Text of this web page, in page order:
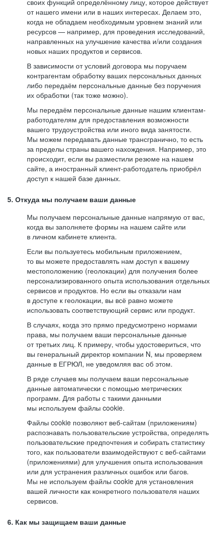
своих функций определённому лицу, которое действует
от нашего имени или в наших интересах. Делаем это,
когда не обладаем необходимым уровнем знаний или
ресурсов — например, для проведения исследований,
направленных на улучшение качества и/или создания
новых наших продуктов и сервисов.
В зависимости от условий договора мы поручаем
контрагентам обработку ваших персональных данных
либо передаём персональные данные без поручения
их обработки (так тоже можно).
Мы передаём персональные данные нашим клиентам-
работодателям для предоставления возможности
вашего трудоустройства или иного вида занятости.
Мы можем передавать данные трансгранично, то есть
за пределы страны вашего нахождения. Например, это
происходит, если вы разместили резюме на нашем
сайте, а иностранный клиент-работодатель приобрёл
доступ к нашей базе данных.
5. Откуда мы получаем ваши данные
Мы получаем персональные данные напрямую от вас,
когда вы заполняете формы на нашем сайте или
в личном кабинете клиента.
Если вы пользуетесь мобильным приложением,
то вы можете предоставлять нам доступ к вашему
местоположению (геолокации) для получения более
персонализированного опыта использования отдельных
сервисов и продуктов. Но если вы отказали нам
в доступе к геолокации, вы всё равно можете
использовать соответствующий сервис или продукт.
В случаях, когда это прямо предусмотрено нормами
права, мы получаем ваши персональные данные
от третьих лиц. К примеру, чтобы удостовериться, что
вы генеральный директор компании N, мы проверяем
данные в ЕГРЮЛ, не уведомляя вас об этом.
В ряде случаев мы получаем ваши персональные
данные автоматически с помощью метрических
программ. Для работы с такими данными
мы используем файлы cookie.
Файлы cookie позволяют веб-сайтам (приложениям)
распознавать пользовательские устройства, определять
пользовательские предпочтения и собирать статистику
того, как пользователи взаимодействуют с веб-сайтами
(приложениями) для улучшения опыта использования
или для устранения различных ошибок или багов.
Мы не используем файлы cookie для установления
вашей личности как конкретного пользователя наших
сервисов.
6. Как мы защищаем ваши данные